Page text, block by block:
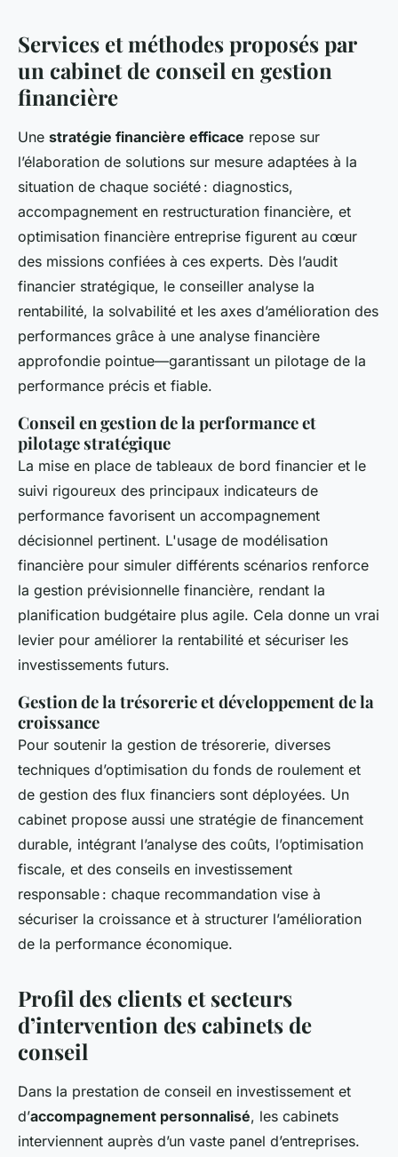
Services et méthodes proposés par
un cabinet de conseil en gestion
financière
Une stratégie financière efficace repose sur
l’élaboration de solutions sur mesure adaptées à la
situation de chaque société : diagnostics,
accompagnement en restructuration financière, et
optimisation financière entreprise figurent au cœur
des missions confiées à ces experts. Dès l’audit
financier stratégique, le conseiller analyse la
rentabilité, la solvabilité et les axes d’amélioration des
performances grâce à une analyse financière
approfondie pointue—garantissant un pilotage de la
performance précis et fiable.
Conseil en gestion de la performance et
pilotage stratégique
La mise en place de tableaux de bord financier et le
suivi rigoureux des principaux indicateurs de
performance favorisent un accompagnement
décisionnel pertinent. L'usage de modélisation
financière pour simuler différents scénarios renforce
la gestion prévisionnelle financière, rendant la
planification budgétaire plus agile. Cela donne un vrai
levier pour améliorer la rentabilité et sécuriser les
investissements futurs.
Gestion de la trésorerie et développement de la
croissance
Pour soutenir la gestion de trésorerie, diverses
techniques d’optimisation du fonds de roulement et
de gestion des flux financiers sont déployées. Un
cabinet propose aussi une stratégie de financement
durable, intégrant l’analyse des coûts, l’optimisation
fiscale, et des conseils en investissement
responsable : chaque recommandation vise à
sécuriser la croissance et à structurer l’amélioration
de la performance économique.
Profil des clients et secteurs
d’intervention des cabinets de
conseil
Dans la prestation de conseil en investissement et
d’accompagnement personnalisé, les cabinets
interviennent auprès d’un vaste panel d’entreprises.